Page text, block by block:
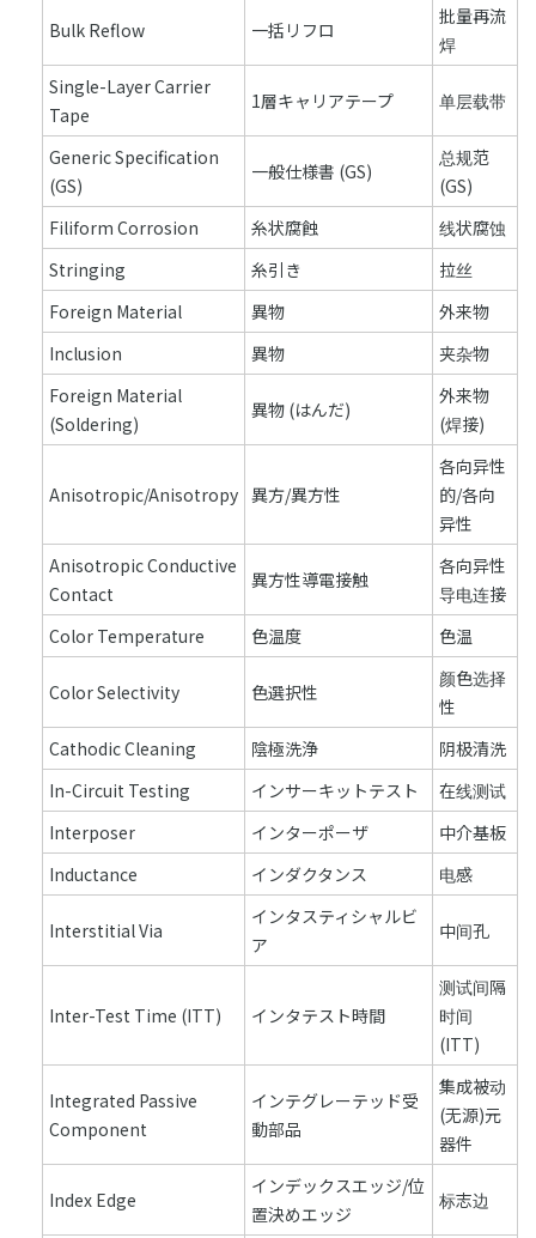
Bulk Reflow 一括リフロ
批量再流
焊
Single-Layer Carrier
Tape
1層キャリアテープ 单层载带
Generic Specification
(GS)
一般仕様書 (GS)
总规范
(GS)
Filiform Corrosion
糸状腐蝕
线状腐蚀
Stringing
糸引き
拉丝
Foreign Material
異物
外来物
Inclusion
異物
夹杂物
Foreign Material
(Soldering)
異物 (はんだ)
外来物
(焊接)
Anisotropic/Anisotropy 異方/異方性
各向异性
的/各向
异性
Anisotropic Conductive
Contact
異方性導電接触
各向异性
导电连接
Color Temperature
色温度 色温
Color Selectivity 色選択性
颜色选择
性
Cathodic Cleaning
陰極洗浄
阴极清洗
In-Circuit Testing
インサーキットテスト
在线测试
Interposer
インターポーザ
中介基板
Inductance
インダクタンス 电感
Interstitial Via
インタスティシャルビ
ア
中间孔
Inter-Test Time (ITT) インタテスト時間
测试间隔
时间
(ITT)
Integrated Passive
Component
インテグレーテッド受
動部品
集成被动
(无源)元
器件
Index Edge
インデックスエッジ/位
置決めエッジ
标志边